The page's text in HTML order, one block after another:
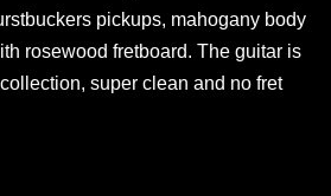
pickups, mahogany body
rosewood fretboard. The guitar is
super clean and no fret